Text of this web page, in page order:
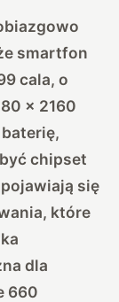
smartfon
cala, o
x 2160
chipset
się
które
dla
660